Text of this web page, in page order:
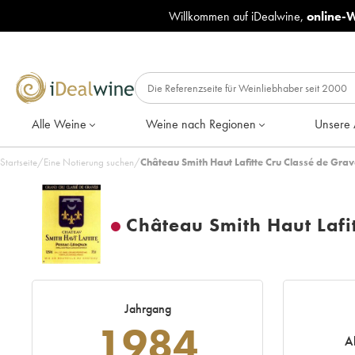
Willkommen auf iDealwine, online-
Alle Weine Weine nach Regionen Unsere
Startseite/Eine Notierung suchen/Château Smith Haut Lafitte Cru Classé de
Château Smith Haut
Jahrgang